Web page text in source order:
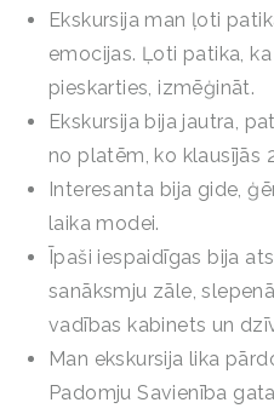
Ekskursija man ļoti
emocijas. Ļoti patika,
pieskarties, izmēģināt.
Ekskursija bija jautra,
no platēm, ko klausījās
Interesanta bija gide,
laika modei.
Īpaši iespaidīgas bija
sanāksmju zāle,
vadības kabinets un
Man ekskursija lika
Padomju Savienība